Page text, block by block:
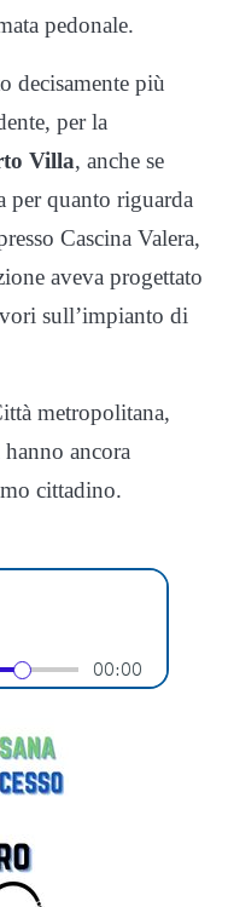
pedonale.
decisamente più
per la
Villa, anche se
per quanto riguarda
Cascina Valera,
aveva progettato
sull’impianto di
metropolitana,
ancora
cittadino.